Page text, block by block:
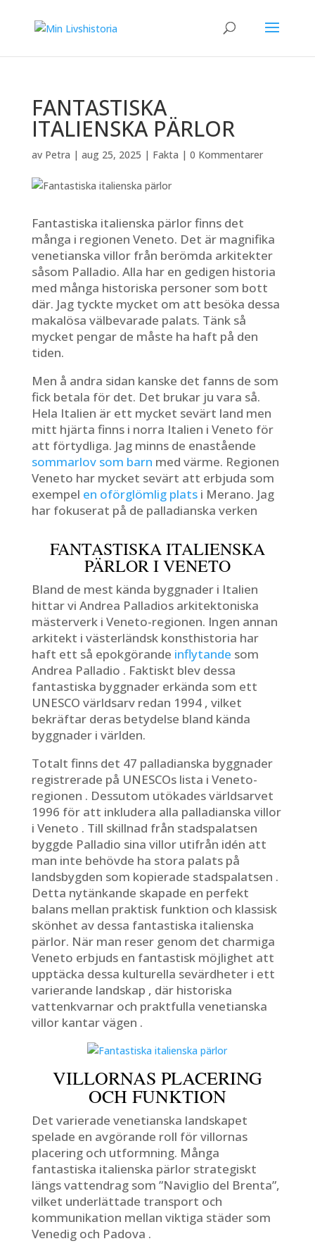
FANTASTISKA
ITALIENSKA PÄRLOR
av Petra | aug 25, 2025 | Fakta | 0 Kommentarer
Fantastiska italienska pärlor finns det
många i regionen Veneto. Det är magnifika
venetianska villor från berömda arkitekter
såsom Palladio. Alla har en gedigen historia
med många historiska personer som bott
där. Jag tyckte mycket om att besöka dessa
makalösa välbevarade palats. Tänk så
mycket pengar de måste ha haft på den
tiden.
Men å andra sidan kanske det fanns de som
fick betala för det. Det brukar ju vara så.
Hela Italien är ett mycket sevärt land men
mitt hjärta finns i norra Italien i Veneto för
att förtydliga. Jag minns de enastående
sommarlov som barn med värme. Regionen
Veneto har mycket sevärt att erbjuda som
exempel en oförglömlig platsi Merano. Jag
har fokuserat på de palladianska verken
FANTASTISKA ITALIENSKA
PÄRLOR I VENETO
Bland de mest kända byggnader i Italien
hittar vi Andrea Palladios arkitektoniska
mästerverk i Veneto-regionen. Ingen annan
arkitekt i västerländsk konsthistoria har
haft ett så epokgörande inflytande som
Andrea Palladio . Faktiskt blev dessa
fantastiska byggnader erkända som ett
UNESCO världsarv redan 1994 , vilket
bekräftar deras betydelse bland kända
byggnader i världen.
Totalt finns det 47 palladianska byggnader
registrerade på UNESCOs lista i Veneto-
regionen . Dessutom utökades världsarvet
1996 för att inkludera alla palladianska villor
i Veneto . Till skillnad från stadspalatsen
byggde Palladio sina villor utifrån idén att
man inte behövde ha stora palats på
landsbygden som kopierade stadspalatsen .
Detta nytänkande skapade en perfekt
balans mellan praktisk funktion och klassisk
skönhet av dessa fantastiska italienska
pärlor. När man reser genom det charmiga
Veneto erbjuds en fantastisk möjlighet att
upptäcka dessa kulturella sevärdheter i ett
varierande landskap , där historiska
vattenkvarnar och praktfulla venetianska
villor kantar vägen .
VILLORNAS PLACERING
OCH FUNKTION
Det varierade venetianska landskapet
spelade en avgörande roll för villornas
placering och utformning. Många
fantastiska italienska pärlor strategiskt
längs vattendrag som ”Naviglio del Brenta”,
vilket underlättade transport och
kommunikation mellan viktiga städer som
Venedig och Padova .